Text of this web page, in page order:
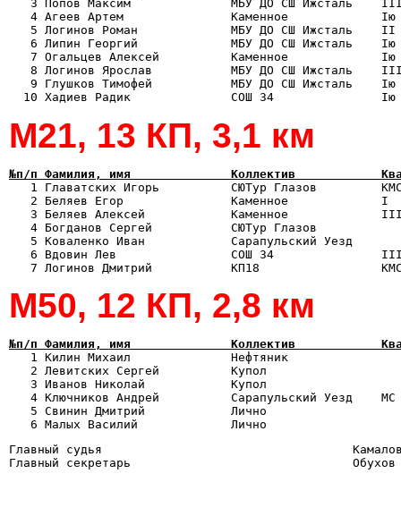
3 Попов Максим              МБУ ДО СШ Ижсталь
4 Агеев Артем               Каменное
5 Логинов Роман             МБУ ДО СШ Ижсталь
6 Липин Георгий             МБУ ДО СШ Ижсталь
7 Огальцев Алексей          Каменное
8 Логинов Ярослав           МБУ ДО СШ Ижсталь
9 Глушков Тимофей           МБУ ДО СШ Ижсталь
М21, 13 КП, 3,1 км
№п/п Фамилия, имя              Коллектив            Квал
1 Главатских Игорь          СЮТур Глазов
2 Беляев Егор               Каменное
3 Беляев Алексей            Каменное
4 Богданов Сергей           СЮТур Глазов
5 Коваленко Иван            Сарапульский Уезд
6 Вдовин Лев                СОШ 34
М50, 12 КП, 2,8 км
№п/п Фамилия, имя              Коллектив            Квал
1 Килин Михаил              Нефтяник
2 Левитских Сергей          Купол
3 Иванов Николай            Купол
4 Ключников Андрей          Сарапульский Уезд
5 Свинин Дмитрий            Лично
Главный судья                                   Камалов
Главный секретарь                               Обухов